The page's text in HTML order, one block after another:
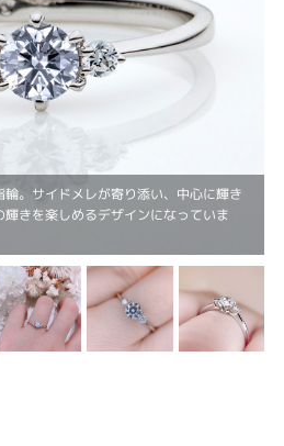
。サイドメレが寄り添い、中心に輝き
きを楽しめるデザインになっていま